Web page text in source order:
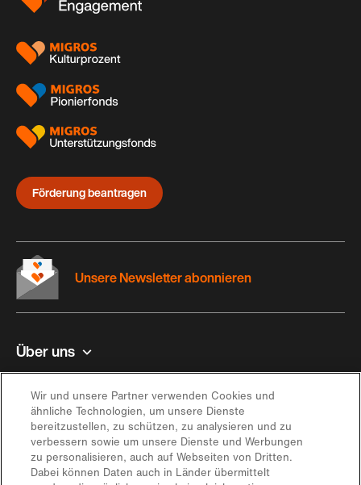
Förderung beantragen
Über uns
Kontakt und Hilfe
Inspiration
Unsere Newsletter abonnieren
Wir und unsere Partner verwenden Cookies und
ähnliche Technologien, um unsere Dienste
bereitzustellen, zu schützen, zu analysieren und zu
verbessern sowie um unsere Dienste und Werbungen
zu personalisieren, auch auf Webseiten von Dritten.
Dabei können Daten auch in Länder übermittelt